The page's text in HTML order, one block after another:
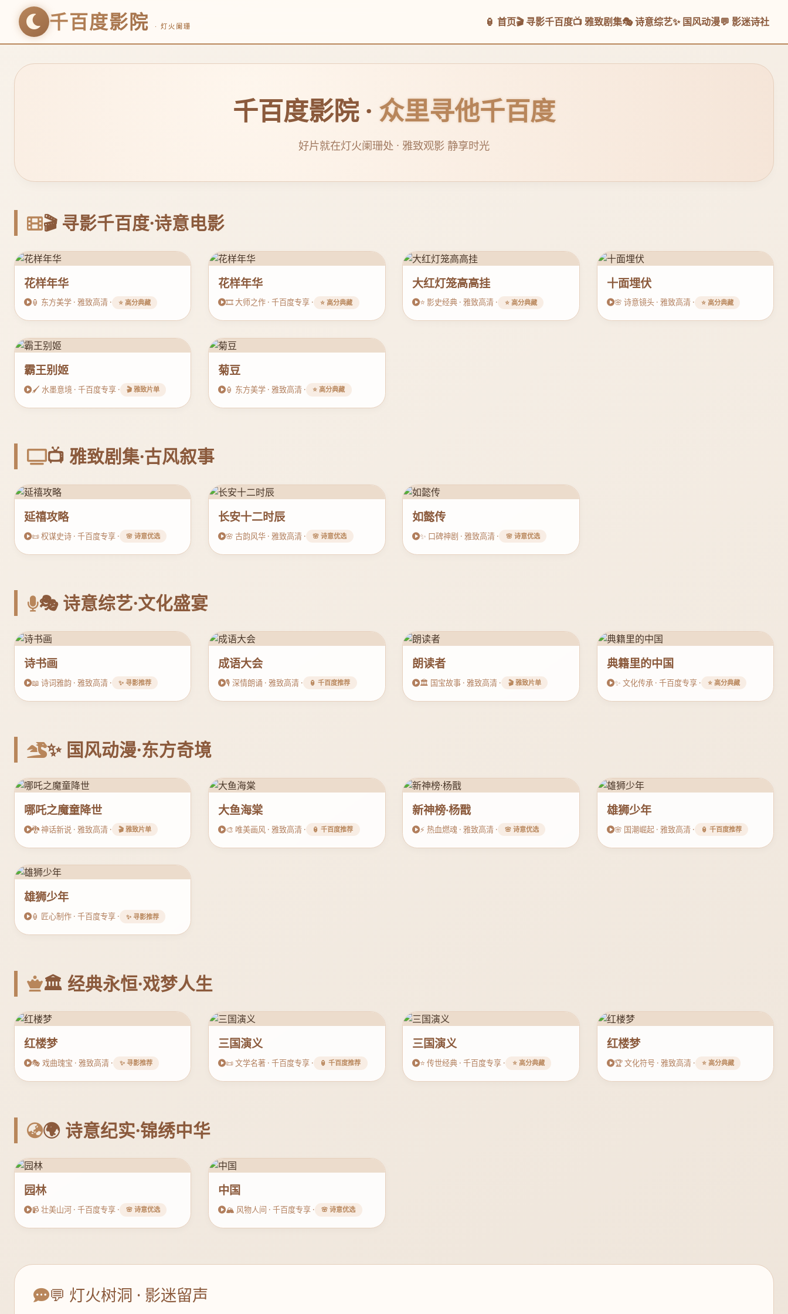
千百度影院 · 灯火阑珊 🏮 首页🎬 寻影千百度📺 雅致剧集🎭 诗意综艺✨ 国风动漫💬 影迷诗社
千百度影院 · 众里寻他千百度
好片就在灯火阑珊处 · 雅致观影 静享时光
🎬 寻影千百度·诗意电影
花样年华
🏮 东方美学 · 雅致高清 · ⭐ 高分典藏
花样年华
🎞️ 大师之作 · 千百度专享 · ⭐ 高分典藏
大红灯笼高高挂
⭐ 影史经典 · 雅致高清 · ⭐ 高分典藏
十面埋伏
🌸 诗意镜头 · 雅致高清 · ⭐ 高分典藏
霸王别姬
🖌️ 水墨意境 · 千百度专享 · 🎬 雅致片单
菊豆
🏮 东方美学 · 雅致高清 · ⭐ 高分典藏
📺 雅致剧集·古风叙事
延禧攻略
📜 权谋史诗 · 千百度专享 · 🌸 诗意优选
长安十二时辰
🌸 古韵风华 · 雅致高清 · 🌸 诗意优选
如懿传
✨ 口碑神剧 · 雅致高清 · 🌸 诗意优选
🎭 诗意综艺·文化盛宴
诗书画
📖 诗词雅韵 · 雅致高清 · ✨ 寻影推荐
成语大会
🎙️ 深情朗诵 · 雅致高清 · 🏮 千百度推荐
朗读者
🏛️ 国宝故事 · 雅致高清 · 🎬 雅致片单
典籍里的中国
✨ 文化传承 · 千百度专享 · ⭐ 高分典藏
✨ 国风动漫·东方奇境
哪吒之魔童降世
🐉 神话新说 · 雅致高清 · 🎬 雅致片单
大鱼海棠
🎨 唯美画风 · 雅致高清 · 🏮 千百度推荐
新神榜·杨戬
⚡ 热血燃魂 · 雅致高清 · 🌸 诗意优选
雄狮少年
🌸 国潮崛起 · 雅致高清 · 🏮 千百度推荐
雄狮少年
🏮 匠心制作 · 千百度专享 · ✨ 寻影推荐
🏛️ 经典永恒·戏梦人生
红楼梦
🎭 戏曲瑰宝 · 雅致高清 · ✨ 寻影推荐
三国演义
📜 文学名著 · 千百度专享 · 🏮 千百度推荐
三国演义
⭐ 传世经典 · 千百度专享 · ⭐ 高分典藏
红楼梦
🏆 文化符号 · 雅致高清 · ⭐ 高分典藏
🌍 诗意纪实·锦绣中华
园林
📹 壮美山河 · 千百度专享 · 🌸 诗意优选
中国
🏔️ 风物人间 · 千百度专享 · 🌸 诗意优选
💬 灯火树洞 · 影迷留声